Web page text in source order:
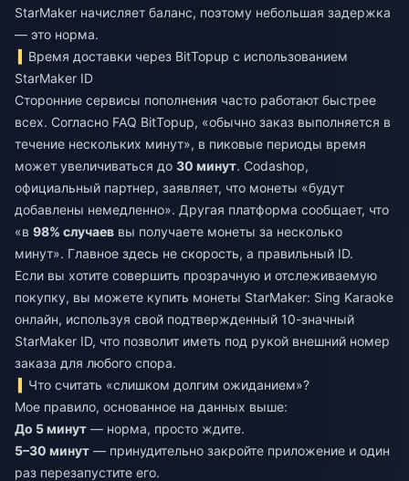
StarMaker начисляет баланс, поэтому небольшая задержка
— это норма.
Время доставки через BitTopup с использованием
StarMaker ID
Сторонние сервисы пополнения часто работают быстрее
всех. Согласно FAQ BitTopup, «обычно заказ выполняется в
течение нескольких минут», в пиковые периоды время
может увеличиваться до 30 минут. Codashop,
официальный партнер, заявляет, что монеты «будут
добавлены немедленно». Другая платформа сообщает, что
«в 98% случаев вы получаете монеты за несколько
минут». Главное здесь не скорость, а правильный ID.
Если вы хотите совершить прозрачную и отслеживаемую
покупку, вы можете купить монеты StarMaker: Sing Karaoke
онлайн, используя свой подтвержденный 10-значный
StarMaker ID, что позволит иметь под рукой внешний номер
заказа для любого спора.
Что считать «слишком долгим ожиданием»?
Мое правило, основанное на данных выше:
До 5 минут — норма, просто ждите.
5–30 минут — принудительно закройте приложение и один
раз перезапустите его.